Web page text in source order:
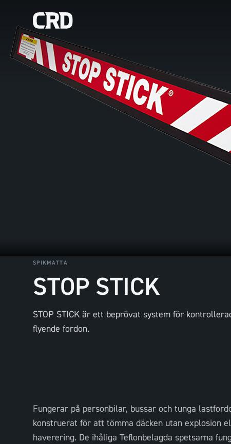
SPIKMATTA
STOP STICK
STOP STICK är ett beprövat system för
flyende fordon.
Fungerar på personbilar, bussar och tunga
konstruerat för att tömma däcken utan explosion
haverering. De ihåliga Teflonbelagda spetsarna